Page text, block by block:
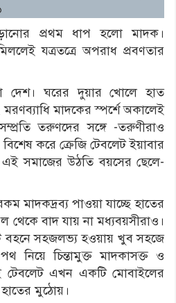
প্রথম ধাপ হলো মাদক।
যত্রতত্রে অপরাধ প্রবণতার
দেশ। ঘরের দুয়ার খোলে হাত
মাদকের স্পর্শে অকালেই
তরুণদের সঙ্গে -তরুণীরাও
করে ক্রেজি টেবলেট ইয়াবার
সমাজের উঠতি বয়সের ছেলে-
মাদকদ্রব্য পাওয়া যাচ্ছে হাতের
থেকে বাদ যায় না মধ্যবয়সীরাও।
বহনে সহজলভ্য হওয়ায় খুব সহজে
নিয়ে চিন্তামুক্ত মাদকাসক্ত ও
টেবলেট এখন একটি মোবাইলের
মুঠোয়।